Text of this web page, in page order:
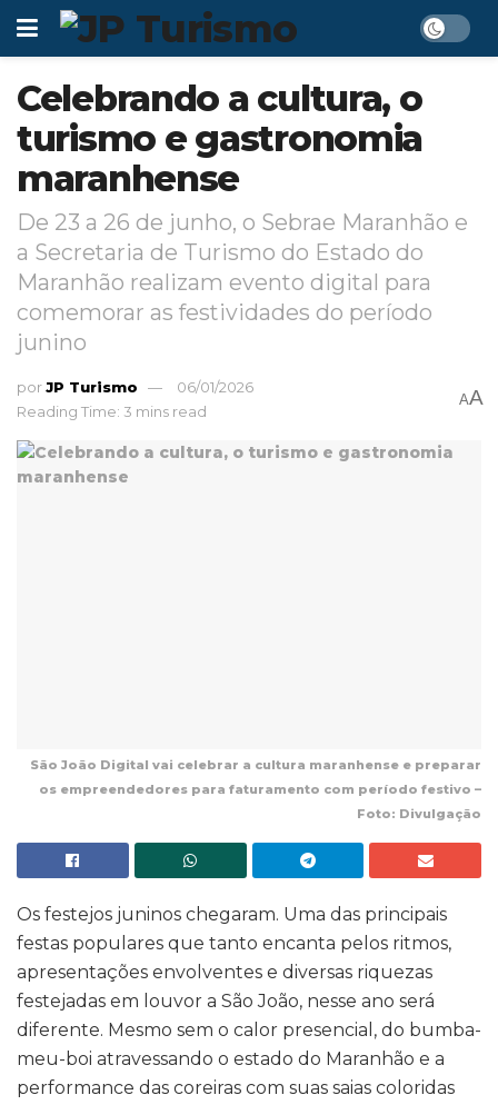
Celebrando a cultura, o
turismo e gastronomia
maranhense
De 23 a 26 de junho, o Sebrae Maranhão e
a Secretaria de Turismo do Estado do
Maranhão realizam evento digital para
comemorar as festividades do período
junino
porJP Turismo
06/01/2026
Reading Time: 3 mins read
AA
São João Digital vai celebrar a cultura maranhense e preparar
os empreendedores para faturamento com período festivo –
Foto: Divulgação
Os festejos juninos chegaram. Uma das principais
festas populares que tanto encanta pelos ritmos,
apresentações envolventes e diversas riquezas
festejadas em louvor a São João, nesse ano será
diferente. Mesmo sem o calor presencial, do bumba-
meu-boi atravessando o estado do Maranhão e a
performance das coreiras com suas saias coloridas